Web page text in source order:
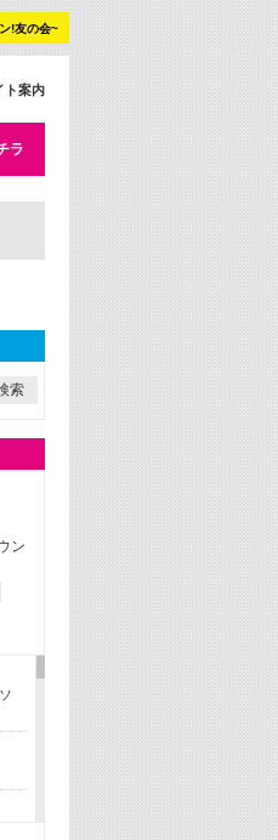
!友の会~
ト案内
ラ
ン